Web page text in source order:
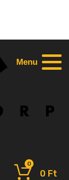
0 Ft
0
Menu